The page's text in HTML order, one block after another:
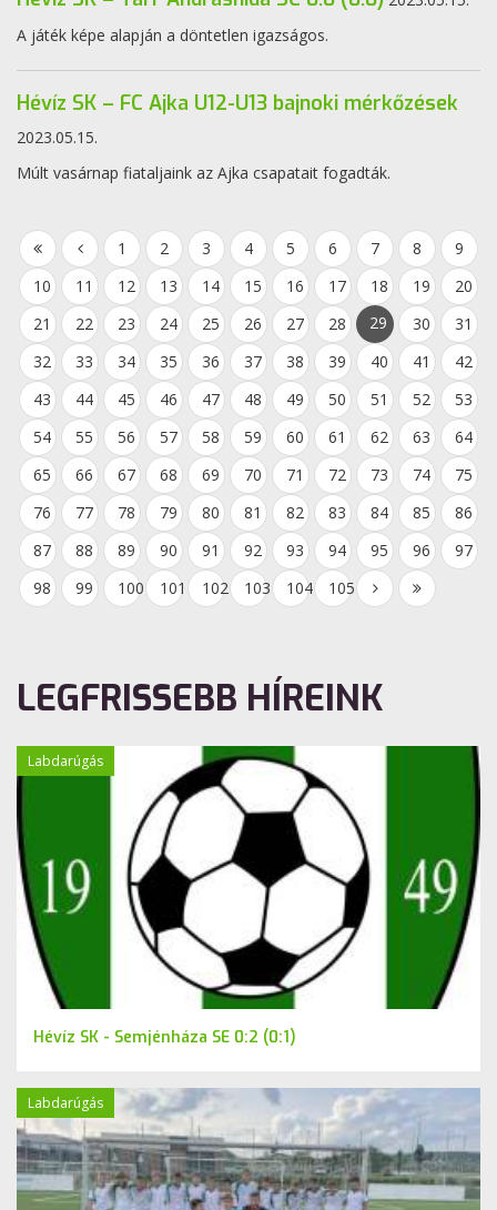
A játék képe alapján a döntetlen igazságos.
Hévíz SK – FC Ajka U12-U13 bajnoki mérkőzések
2023.05.15.
Múlt vasárnap fiataljaink az Ajka csapatait fogadták.
1 2 3 4 5 6 7 8
9
10
11 12 13 14 15 16 17 18 19
20
21
22 23 24 25 26 27 28 29 30
31
32
33 34 35 36 37 38 39 40 41
42
43
44 45 46 47 48 49 50 51 52
53
54
55 56 57 58 59 60 61 62 63
64
65
66 67 68 69 70 71 72 73 74
75
76
77 78 79 80 81 82 83 84 85
86
87
88 89 90 91 92 93 94 95 96
97
98
99 100 101 102 103 104 105
LEGFRISSEBB HÍREINK
Labdarúgás
Hévíz SK - Semjénháza SE 0:2 (0:1)
Labdarúgás